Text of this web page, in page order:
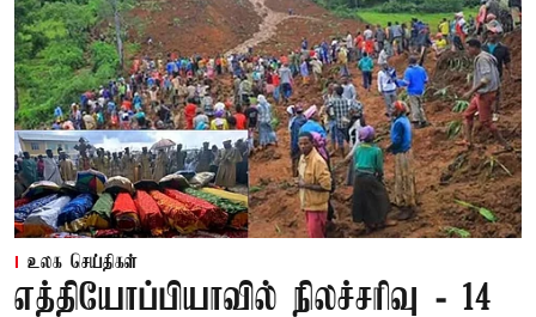
உலக செய்திகள்
எத்தியோப்பியாவில் நிலச்சரிவு - 14